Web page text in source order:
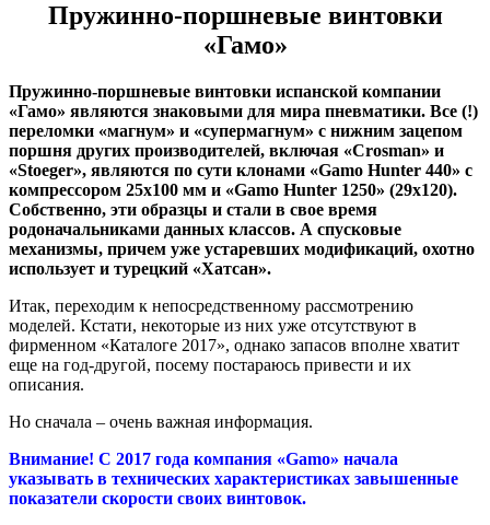
Пружинно-поршневые винтовки
«Гамо»
Пружинно-поршневые винтовки испанской компании
«Гамо» являются знаковыми для мира пневматики. Все (!)
переломки «магнум» и «супермагнум» с нижним зацепом
поршня других производителей, включая «Crosman» и
«Stoeger», являются по сути клонами «Gamo Hunter 440» с
компрессором 25х100 мм и «Gamo Hunter 1250» (29х120).
Собственно, эти образцы и стали в свое время
родоначальниками данных классов. А спусковые
механизмы, причем уже устаревших модификаций, охотно
использует и турецкий «Хатсан».
Итак, переходим к непосредственному рассмотрению
моделей. Кстати, некоторые из них уже отсутствуют в
фирменном «Каталоге 2017», однако запасов вполне хватит
еще на год-другой, посему постараюсь привести и их
описания.
Но сначала – очень важная информация.
Внимание! С 2017 года компания «Gamo» начала
указывать в технических характеристиках завышенные
показатели скорости своих винтовок.